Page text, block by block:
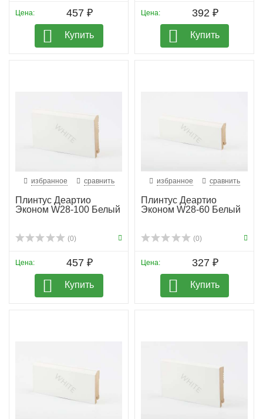
Цена: 457 ₽
Купить
Цена: 392 ₽
Купить
избранное сравнить
Плинтус Деартио
Эконом W28-100 Белый
(0)
Цена: 457 ₽
Купить
избранное сравнить
Плинтус Деартио
Эконом W28-60 Белый
(0)
Цена: 327 ₽
Купить